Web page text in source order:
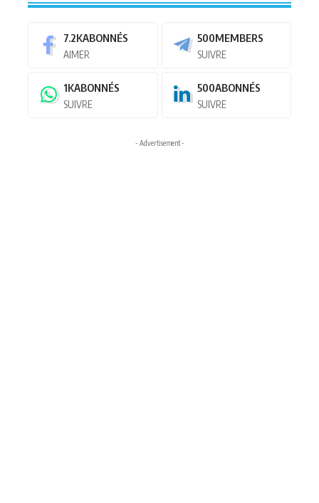
7.2KABONNÉS
AIMER
500MEMBERS
SUIVRE
1KABONNÉS
SUIVRE
500ABONNÉS
SUIVRE
- Advertisement -